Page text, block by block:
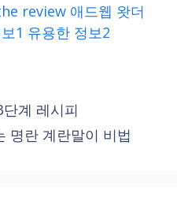
review 애드웹 왓더
1 유용한 정보2
계 레시피
명란 계란말이 비법